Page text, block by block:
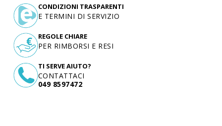
TI SERVE AIUTO?
CONTATTACI
049 8597472
CONDIZIONI TRASPARENTI
E TERMINI DI SERVIZIO
REGOLE CHIARE
PER RIMBORSI E RESI